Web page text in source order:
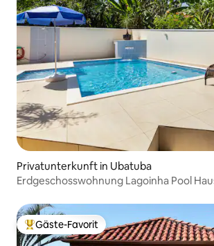
Privatunterkunft in Ubatuba
Erdgeschosswohnung Lagoinha Pool
Beliebter Gäste-Favorit.
Gäste-Favorit